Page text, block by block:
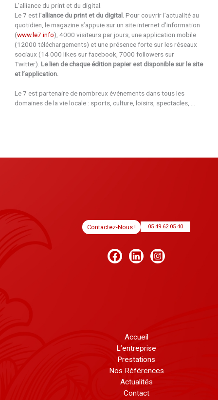
L’alliance du print et du digital.
Le 7 est l’alliance du print et du digital. Pour couvrir l’actualité au
quotidien, le magazine s’appuie sur un site internet d’information
(www.le7.info), 4000 visiteurs par jours, une application mobile
(12000 téléchargements) et une présence forte sur les réseaux
sociaux (14 000 likes sur facebook, 7000 followers sur
Twitter). Le lien de chaque édition papier est disponible sur le site
et l’application.
Le 7 est partenaire de nombreux événements dans tous les
domaines de la vie locale : sports, culture, loisirs, spectacles, …
Contactez-Nous ! 05 49 62 05 40
Accueil
L’entreprise
Prestations
Nos Références
Actualités
Contact